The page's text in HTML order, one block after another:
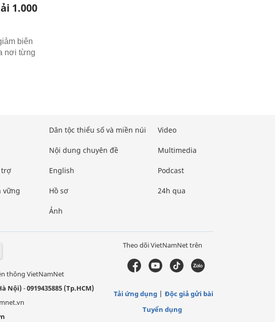
1.000
biên
nơi từng
trợ
vững
Dân tộc thiểu số và miền núi
Nội dung chuyên đề
English
Hồ sơ
Ảnh
Video
Multimedia
Podcast
24h qua
thông VietNamNet
Nội)-0919435885 (Tp.HCM)
Theo dõi VietNamNet trên
Tải ứng dụng
Độc giả gửi bài
Tuyển dụng